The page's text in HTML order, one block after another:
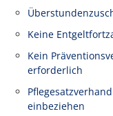
Keine
Kein
erforderlich
einbeziehen